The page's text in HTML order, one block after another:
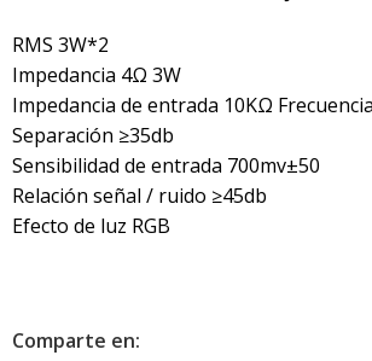
RMS 3W*2
Impedancia 4Ω 3W
Impedancia de entrada 10KΩ
Separación ≥35db
Sensibilidad de entrada 700mv±50
Relación señal / ruido ≥45db
Efecto de luz RGB
Comparte en: